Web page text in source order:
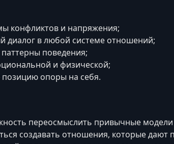
конфликтов и напряжения;
диалог в любой системе отношений;
поведения;
и физической;
опоры на себя.
переосмыслить привычные модели
создавать отношения, которые дают